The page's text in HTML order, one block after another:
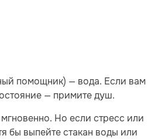
помощник) — вода. Если вам
— примите душ.
Но если стресс или
бы выпейте стакан воды или